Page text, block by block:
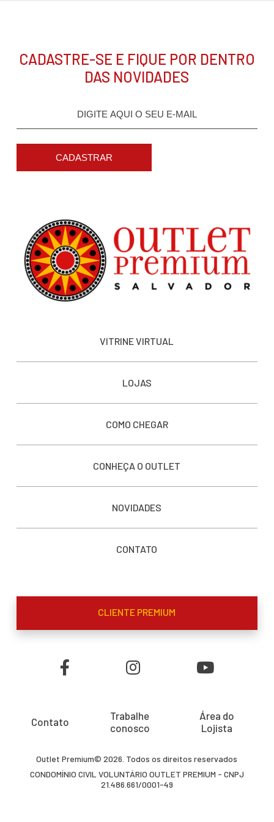
CADASTRE-SE E FIQUE POR DENTRO
DAS NOVIDADES
CADASTRAR
VITRINE VIRTUAL
LOJAS
COMO CHEGAR
CONHEÇA O OUTLET
NOVIDADES
CONTATO
CLIENTE PREMIUM
Contato
Trabalhe
conosco
Área do
Lojista
Outlet Premium© 2026. Todos os direitos reservados
CONDOMÍNIO CIVIL VOLUNTÁRIO OUTLET PREMIUM - CNPJ
21.486.661/0001-49